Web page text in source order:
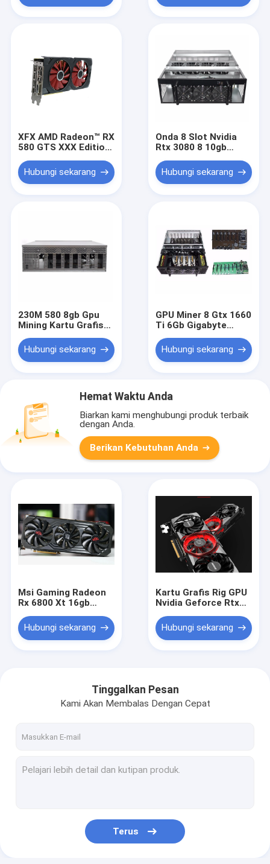
XFX AMD Radeon™ RX
580 GTS XXX Edition
Ethereum Mining
Video Card
Hubungi sekarang
Onda 8 Slot Nvidia
Rtx 3080 8 10gb
Bitcoin Miner Asic
Rig Dalam Stok
Hubungi sekarang
230M 580 8gb Gpu
Mining Kartu Grafis
Rig Case Eth Miner
Cpu In Stock Asic
Hubungi sekarang
GPU Miner 8 Gtx 1660
Ti 6Gb Gigabyte
Graphics Card
Ethereum Miner Asic
Rig
Hubungi sekarang
Hemat Waktu Anda
Biarkan kami menghubungi produk terbaik
dengan Anda.
Berikan Kebutuhan Anda
Msi Gaming Radeon
Rx 6800 Xt 16gb
Kartu Grafis
Hubungi sekarang
Kartu Grafis Rig GPU
Nvidia Geforce Rtx
Non Lhr Miner
Hubungi sekarang
Tinggalkan Pesan
Kami Akan Membalas Dengan Cepat
Terus